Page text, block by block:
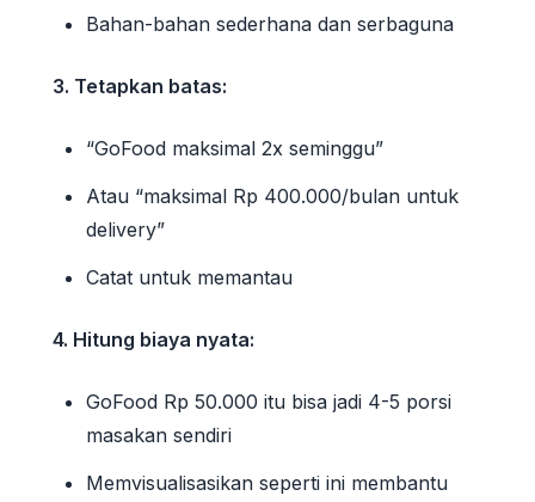
Bahan-bahan sederhana dan serbaguna
3. Tetapkan batas:
“GoFood maksimal 2x seminggu”
Atau “maksimal Rp 400.000/bulan untuk
delivery”
Catat untuk memantau
4. Hitung biaya nyata:
GoFood Rp 50.000 itu bisa jadi 4-5 porsi
masakan sendiri
Memvisualisasikan seperti ini membantu